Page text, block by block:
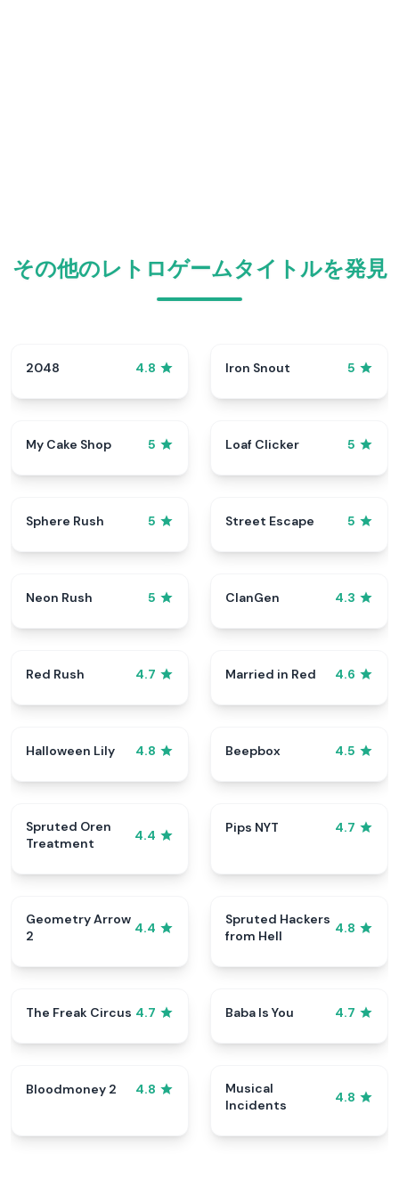
その他のレトロゲームタイトルを発見
2048 4.8 Iron Snout 5
My Cake Shop 5 Loaf Clicker 5
Sphere Rush 5 Street Escape 5
Neon Rush 5 ClanGen 4.3
Red Rush 4.7 Married in Red 4.6
Halloween Lily 4.8 Beepbox 4.5
Spruted Oren
Treatment
4.4
Pips NYT 4.7
Geometry Arrow
2
4.4
Spruted Hackers
from Hell
4.8
The Freak Circus 4.7 Baba Is You 4.7
Bloodmoney 2 4.8
Musical
Incidents
4.8